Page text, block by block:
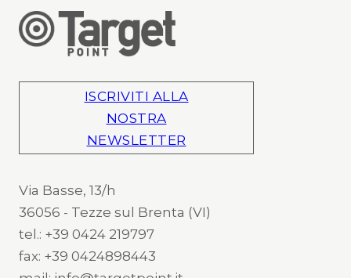
ISCRIVITI ALLA
NOSTRA
NEWSLETTER
Via Basse, 13/h
36056 - Tezze sul Brenta (VI)
tel.: +39 0424 219797
fax: +39 0424898443